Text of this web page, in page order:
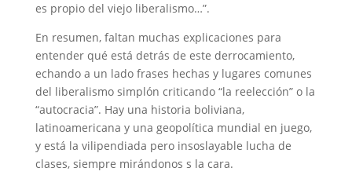
es propio del viejo liberalismo…”.
En resumen, faltan muchas explicaciones para
entender qué está detrás de este derrocamiento,
echando a un lado frases hechas y lugares comunes
del liberalismo simplón criticando “la reelección” o la
“autocracia”. Hay una historia boliviana,
latinoamericana y una geopolítica mundial en juego,
y está la vilipendiada pero insoslayable lucha de
clases, siempre mirándonos s la cara.